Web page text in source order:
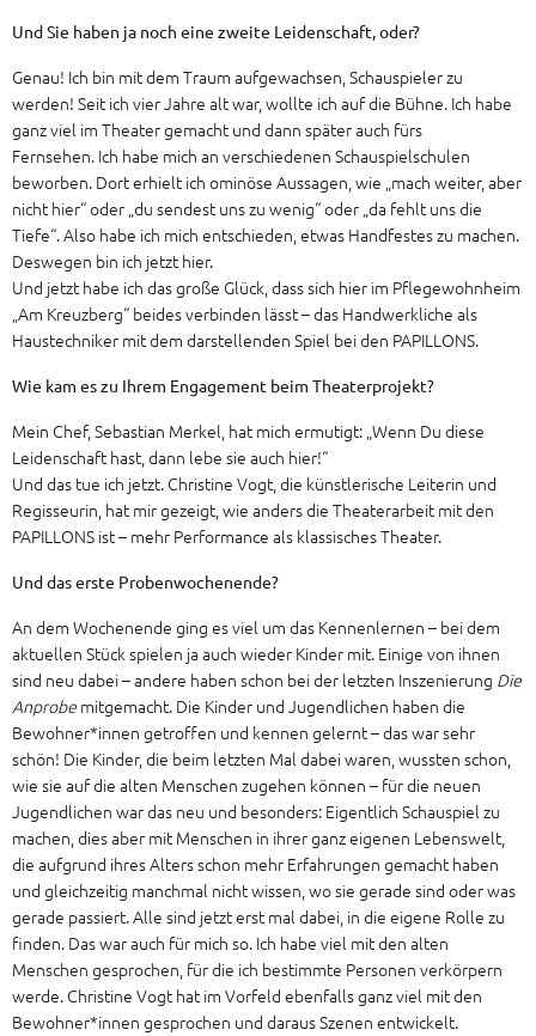
Und Sie haben ja noch eine zweite Leidenschaft, oder?
Genau! Ich bin mit dem Traum aufgewachsen, Schauspieler zu
werden! Seit ich vier Jahre alt war, wollte ich auf die Bühne. Ich habe
ganz viel im Theater gemacht und dann später auch fürs
Fernsehen. Ich habe mich an verschiedenen Schauspielschulen
beworben. Dort erhielt ich ominöse Aussagen, wie „mach weiter, aber
nicht hier“ oder „du sendest uns zu wenig“ oder „da fehlt uns die
Tiefe“. Also habe ich mich entschieden, etwas Handfestes zu machen.
Deswegen bin ich jetzt hier.
Und jetzt habe ich das große Glück, dass sich hier im Pflegewohnheim
„Am Kreuzberg“ beides verbinden lässt – das Handwerkliche als
Haustechniker mit dem darstellenden Spiel bei den PAPILLONS.
Wie kam es zu Ihrem Engagement beim Theaterprojekt?
Mein Chef, Sebastian Merkel, hat mich ermutigt: „Wenn Du diese
Leidenschaft hast, dann lebe sie auch hier!“
Und das tue ich jetzt. Christine Vogt, die künstlerische Leiterin und
Regisseurin, hat mir gezeigt, wie anders die Theaterarbeit mit den
PAPILLONS ist – mehr Performance als klassisches Theater.
Und das erste Probenwochenende?
An dem Wochenende ging es viel um das Kennenlernen – bei dem
aktuellen Stück spielen ja auch wieder Kinder mit. Einige von ihnen
sind neu dabei – andere haben schon bei der letzten Inszenierung Die
Anprobe mitgemacht. Die Kinder und Jugendlichen haben die
Bewohner*innen getroffen und kennen gelernt – das war sehr
schön! Die Kinder, die beim letzten Mal dabei waren, wussten schon,
wie sie auf die alten Menschen zugehen können – für die neuen
Jugendlichen war das neu und besonders: Eigentlich Schauspiel zu
machen, dies aber mit Menschen in ihrer ganz eigenen Lebenswelt,
die aufgrund ihres Alters schon mehr Erfahrungen gemacht haben
und gleichzeitig manchmal nicht wissen, wo sie gerade sind oder was
gerade passiert. Alle sind jetzt erst mal dabei, in die eigene Rolle zu
finden. Das war auch für mich so. Ich habe viel mit den alten
Menschen gesprochen, für die ich bestimmte Personen verkörpern
werde. Christine Vogt hat im Vorfeld ebenfalls ganz viel mit den
Bewohner*innen gesprochen und daraus Szenen entwickelt.